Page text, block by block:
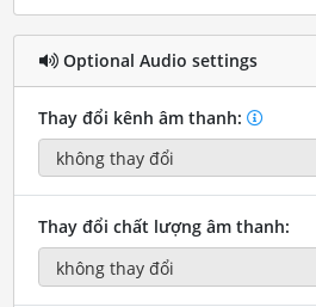
Optional Audio settings
Thay đổi kênh âm thanh:
Thay đổi chất lượng âm thanh: